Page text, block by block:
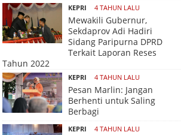
KEPRI 4 TAHUN LALU
Mewakili Gubernur,
Sekdaprov Adi Hadiri
Sidang Paripurna DPRD
Terkait Laporan Reses
Tahun 2022
KEPRI 4 TAHUN LALU
Pesan Marlin: Jangan
Berhenti untuk Saling
Berbagi
KEPRI 4 TAHUN LALU